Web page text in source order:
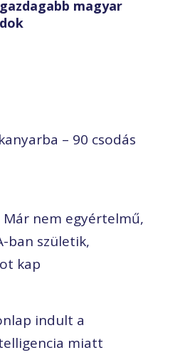
magyar
– 90 csodás
nem egyértelmű,
ban születik,
kap
indult a
miatt